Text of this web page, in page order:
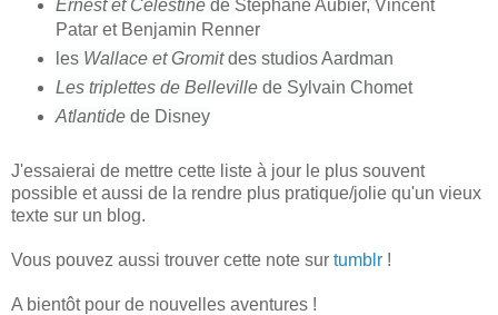
Ernest et Célestinede Stéphane Aubier, Vincent
Patar et Benjamin Renner
lesWallace et Gromitdes studios Aardman
Les triplettes de Bellevillede Sylvain Chomet
Atlantidede Disney
J'essaierai de mettre cette liste à jour le plus souvent
possible et aussi de la rendre plus pratique/jolie qu'un vieux
texte sur un blog.
Vous pouvez aussi trouver cette note sur tumblr !
A bientôt pour de nouvelles aventures !